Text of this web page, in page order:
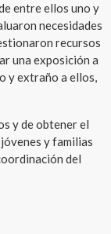
entre ellos uno y
necesidades
recursos
una exposición a
y extraño a ellos,
y de obtener el
y familias
del